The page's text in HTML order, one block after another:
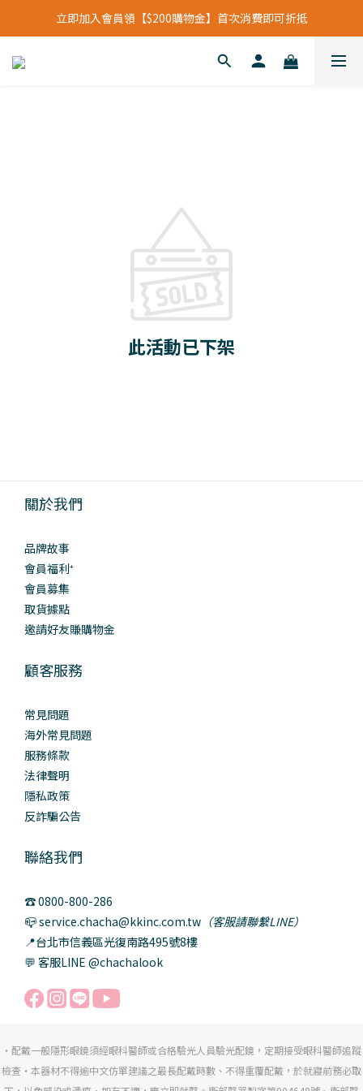
立即加入會員領【$200購物金】首次消費即可折抵
立即加入會員領【$200購物金】首次消費即可折抵
會員福利新升級⁺紅利點數【1點折抵現金$1元】
此活動已下架
關於我們
品牌故事
會員福利⁺
會員募集
取貨據點
邀請好友賺購物金
顧客服務
常見問題
海外常見問題
服務條款
法律聲明
隱私政策
反詐騙公告
聯絡我們
☎️ 0800-800-286
📪 service.chacha@kkinc.com.tw （客服請聯繫LINE）
📍台北市信義區光復南路495號8樓
💬 客服LINE @chachalook
・配戴一般隱形眼鏡須經眼科醫師或合格驗光人員驗光配鏡，定期接受眼科醫師追蹤
檢查・本器材不得逾中文仿單建議之最長配戴時數、不得重覆配戴，於就寢前務必取